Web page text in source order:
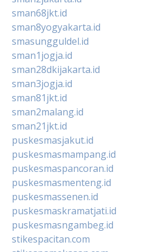
sman68jkt.id
sman8yogyakarta.id
smasungguldel.id
sman1jogja.id
sman28dkijakarta.id
sman3jogja.id
sman81jkt.id
sman2malang.id
sman21jkt.id
puskesmasjakut.id
puskesmasmampang.id
puskesmaspancoran.id
puskesmasmenteng.id
puskesmassenen.id
puskesmaskramatjati.id
puskesmasngambeg.id
stikespacitan.com